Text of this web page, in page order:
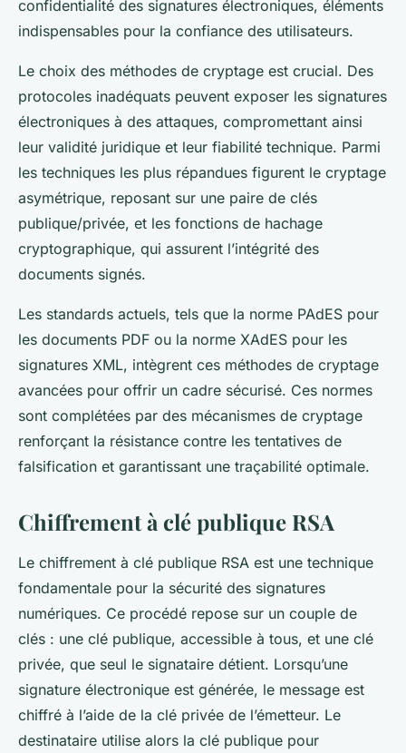
confidentialité des signatures électroniques, éléments
indispensables pour la confiance des utilisateurs.
Le choix des méthodes de cryptage est crucial. Des
protocoles inadéquats peuvent exposer les signatures
électroniques à des attaques, compromettant ainsi
leur validité juridique et leur fiabilité technique. Parmi
les techniques les plus répandues figurent le cryptage
asymétrique, reposant sur une paire de clés
publique/privée, et les fonctions de hachage
cryptographique, qui assurent l’intégrité des
documents signés.
Les standards actuels, tels que la norme PAdES pour
les documents PDF ou la norme XAdES pour les
signatures XML, intègrent ces méthodes de cryptage
avancées pour offrir un cadre sécurisé. Ces normes
sont complétées par des mécanismes de cryptage
renforçant la résistance contre les tentatives de
falsification et garantissant une traçabilité optimale.
Chiffrement à clé publique RSA
Le chiffrement à clé publique RSA est une technique
fondamentale pour la sécurité des signatures
numériques. Ce procédé repose sur un couple de
clés : une clé publique, accessible à tous, et une clé
privée, que seul le signataire détient. Lorsqu’une
signature électronique est générée, le message est
chiffré à l’aide de la clé privée de l’émetteur. Le
destinataire utilise alors la clé publique pour